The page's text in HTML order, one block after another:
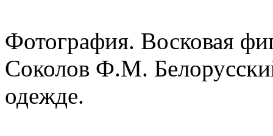
Фотография. Восковая
Соколов Ф.М.
одежде.